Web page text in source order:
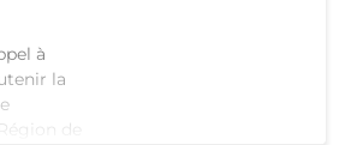
à
la
de